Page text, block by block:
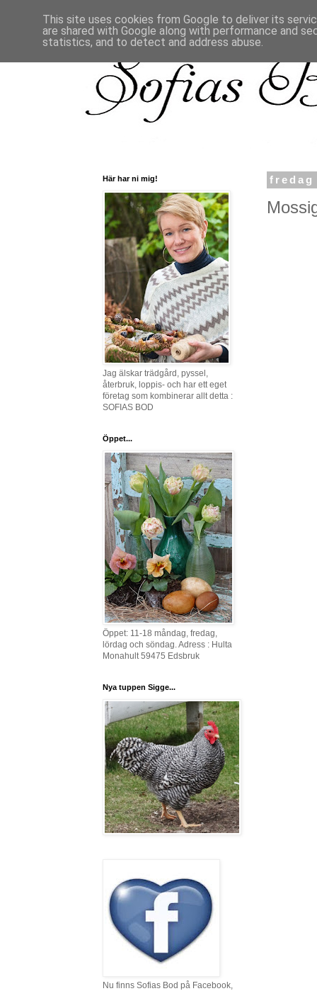
fredag
Här har ni mig!
Jag älskar trädgård, pyssel,
återbruk, loppis- och har ett eget
företag som kombinerar allt detta :
SOFIAS BOD
Öppet...
Öppet: 11-18 måndag, fredag,
lördag och söndag. Adress : Hulta
Monahult 59475 Edsbruk
Nya tuppen Sigge...
Nu finns Sofias Bod på Facebook,
This site uses cookies from Google to deliver its
are shared with Google along with performance and
statistics, and to detect and address abuse.